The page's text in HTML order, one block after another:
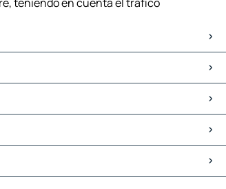
teniendo en cuenta el tráfico